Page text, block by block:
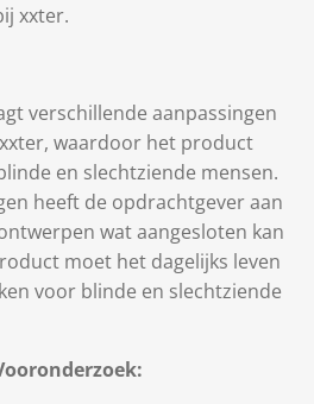
xxter.
verschillende aanpassingen
waardoor het product
en slechtziende mensen.
heeft de opdrachtgever aan
wat aangesloten kan
moet het dagelijks leven
voor blinde en slechtziende